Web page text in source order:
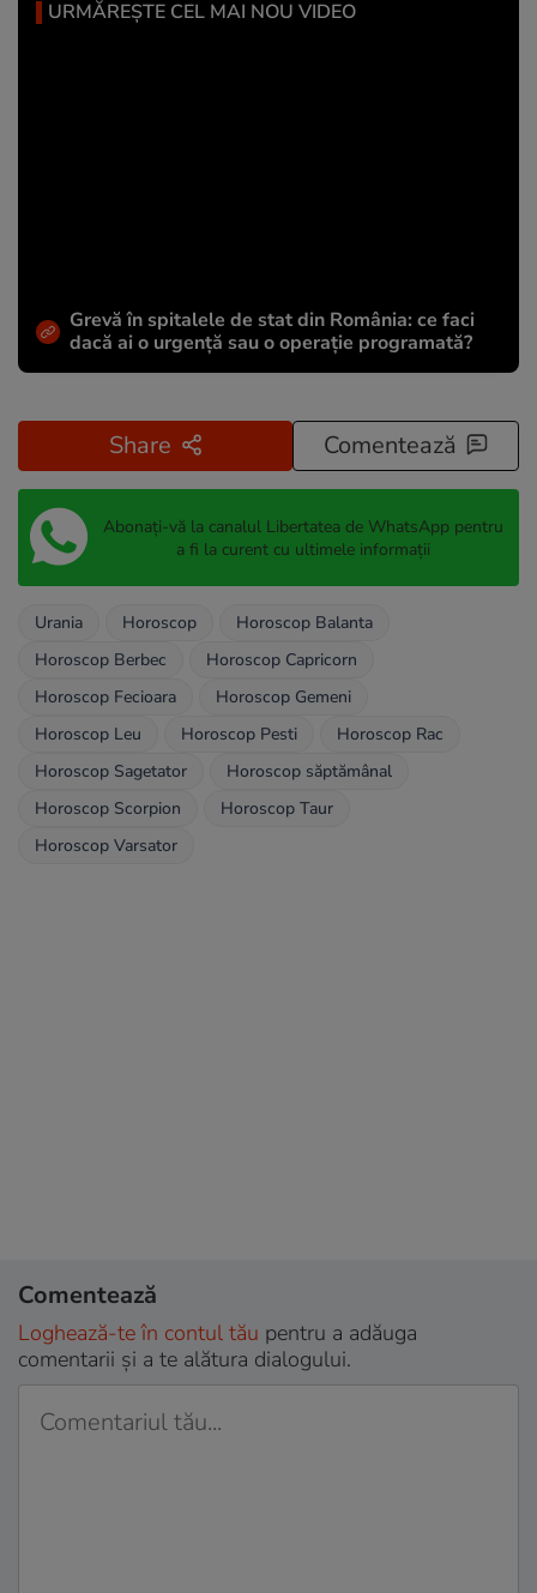
URMĂREȘTE CEL MAI NOU VIDEO
Grevă în spitalele de stat din România: ce faci
dacă ai o urgență sau o operație programată?
Share Comentează
Abonați-vă la canalul Libertatea de WhatsApp pentru
a fi la curent cu ultimele informații
Urania Horoscop
Horoscop Balanta
Horoscop Berbec
Horoscop Capricorn
Horoscop Fecioara
Horoscop Gemeni
Horoscop Leu
Horoscop Pesti
Horoscop Rac
Horoscop Sagetator
Horoscop săptămânal
Horoscop Scorpion
Horoscop Taur
Horoscop Varsator
Comentează
Loghează-te în contul tău pentru a adăuga
comentarii și a te alătura dialogului.